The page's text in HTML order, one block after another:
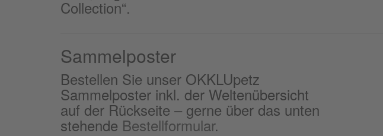
Collection“.
Sammelposter
Bestellen Sie unser OKKLUpetz
Sammelposter inkl. der Weltenübersicht
auf der Rückseite – gerne über das unten
stehende Bestellformular.